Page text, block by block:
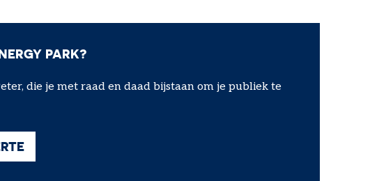
PARK?
die je met raad en daad bijstaan om je publiek te